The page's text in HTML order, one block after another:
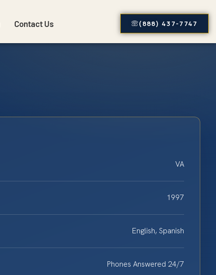
Contact Us (888) 437-7747
VA
1997
English, Spanish
Phones Answered 24/7